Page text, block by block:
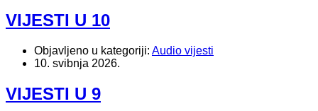
VIJESTI U 10
Objavljeno u kategoriji: Audio vijesti
10. svibnja 2026.
VIJESTI U 9